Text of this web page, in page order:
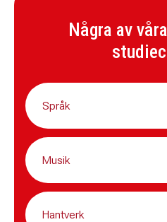
Några av
Språk
Musik
Hantverk